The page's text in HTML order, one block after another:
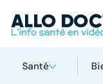
Santé